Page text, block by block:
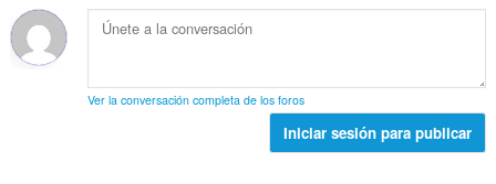
:i
o
s
t
c
i
d
e
n
t
o
l
Ver la conversación completa de los foros
Iniciar sesión para publicar